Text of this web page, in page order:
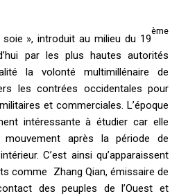
», introduit au milieu du 19
ème
par les plus hautes autorités
la volonté multimillénaire de
les contrées occidentales pour
et commerciales. L’époque
intéressante à étudier car elle
après la période de
C’est ainsi qu’apparaissent
comme Zhang Qian, émissaire de
des peuples de l’Ouest et